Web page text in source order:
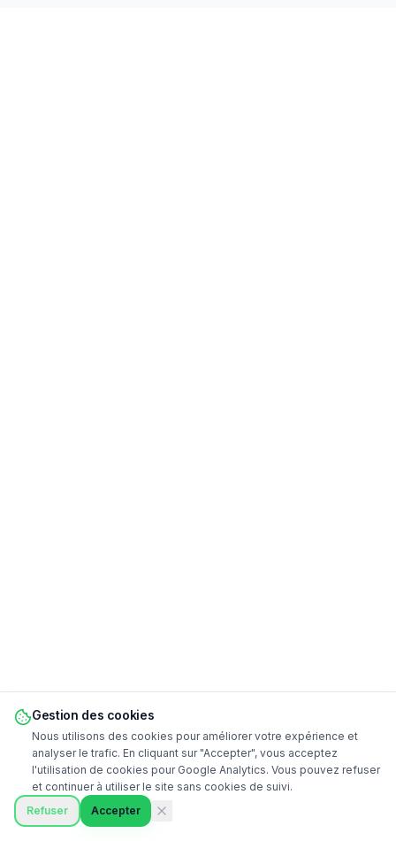
Gestion des cookies
Nous utilisons des cookies pour améliorer votre expérience et
analyser le trafic. En cliquant sur "Accepter", vous acceptez
l'utilisation de cookies pour Google Analytics. Vous pouvez refuser
et continuer à utiliser le site sans cookies de suivi.
Refuser
Accepter